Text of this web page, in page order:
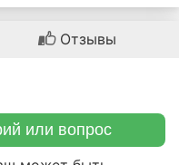
Отзывы
или вопрос